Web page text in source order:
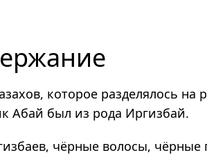
которое разделялось на
Абай был из рода Иргизбай.
чёр­ные волосы,